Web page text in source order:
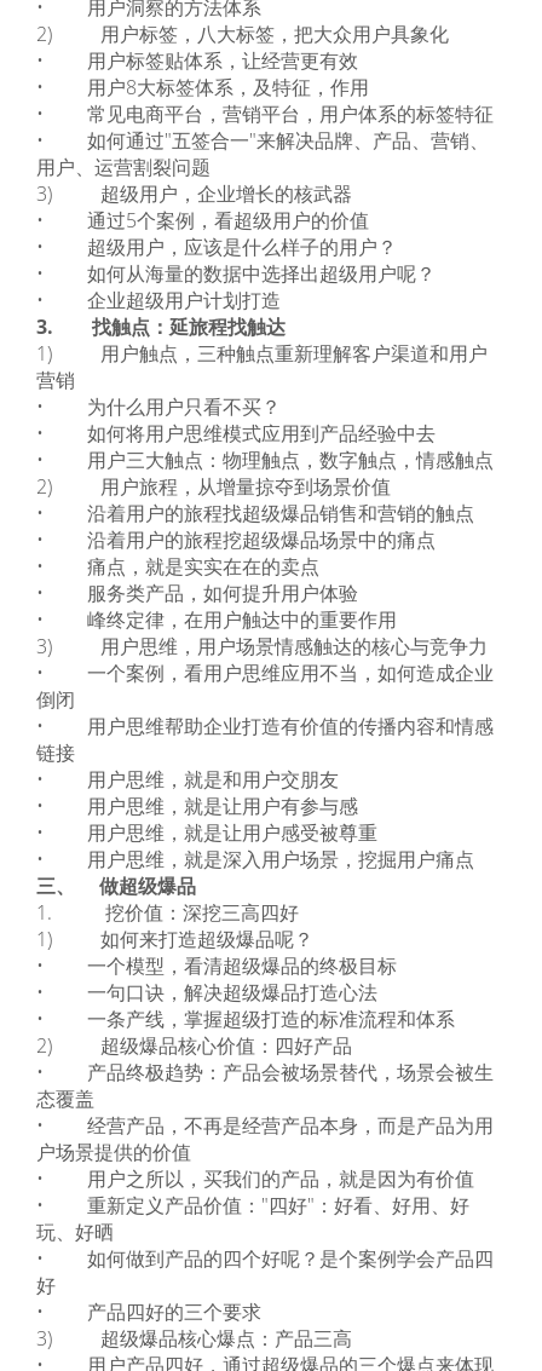
• 用户洞察的方法体系
2) 用户标签，八大标签，把大众用户具象化
• 用户标签贴体系，让经营更有效
• 用户8大标签体系，及特征，作用
• 常见电商平台，营销平台，用户体系的标签特征
• 如何通过"五签合一"来解决品牌、产品、营销、
用户、运营割裂问题
3) 超级用户，企业增长的核武器
• 通过5个案例，看超级用户的价值
• 超级用户，应该是什么样子的用户？
• 如何从海量的数据中选择出超级用户呢？
• 企业超级用户计划打造
3. 找触点：延旅程找触达
1) 用户触点，三种触点重新理解客户渠道和用户
营销
• 为什么用户只看不买？
• 如何将用户思维模式应用到产品经验中去
• 用户三大触点：物理触点，数字触点，情感触点
2) 用户旅程，从增量掠夺到场景价值
• 沿着用户的旅程找超级爆品销售和营销的触点
• 沿着用户的旅程挖超级爆品场景中的痛点
• 痛点，就是实实在在的卖点
• 服务类产品，如何提升用户体验
• 峰终定律，在用户触达中的重要作用
3) 用户思维，用户场景情感触达的核心与竞争力
• 一个案例，看用户思维应用不当，如何造成企业
倒闭
• 用户思维帮助企业打造有价值的传播内容和情感
链接
• 用户思维，就是和用户交朋友
• 用户思维，就是让用户有参与感
• 用户思维，就是让用户感受被尊重
• 用户思维，就是深入用户场景，挖掘用户痛点
三、 做超级爆品
1. 挖价值：深挖三高四好
1) 如何来打造超级爆品呢？
• 一个模型，看清超级爆品的终极目标
• 一句口诀，解决超级爆品打造心法
• 一条产线，掌握超级打造的标准流程和体系
2) 超级爆品核心价值：四好产品
• 产品终极趋势：产品会被场景替代，场景会被生
态覆盖
• 经营产品，不再是经营产品本身，而是产品为用
户场景提供的价值
• 用户之所以，买我们的产品，就是因为有价值
• 重新定义产品价值："四好"：好看、好用、好
玩、好晒
• 如何做到产品的四个好呢？是个案例学会产品四
好
• 产品四好的三个要求
3) 超级爆品核心爆点：产品三高
• 用户产品四好，通过超级爆品的三个爆点来体现